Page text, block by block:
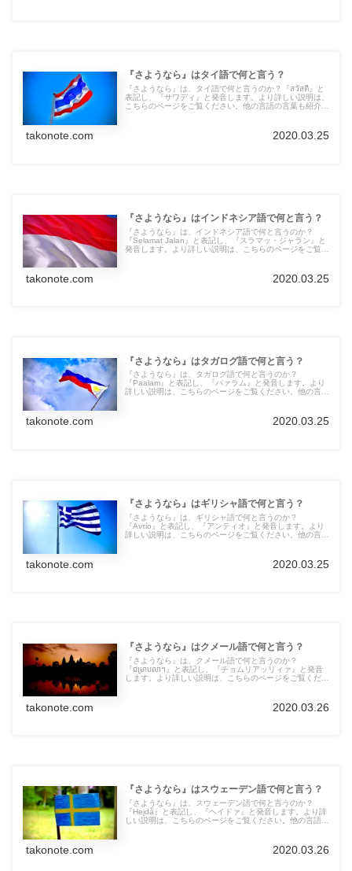
『さようなら』はタイ語で何と言う？
『さようなら』は、タイ語で何と言うのか？『สวัสดี』と
表記し、『サワディ』と発音します。より詳しい説明は、
こちらのページをご覧ください。他の言語の言葉も紹介し
takonote.com 2020.03.25
『さようなら』はインドネシア語で何と言う？
『さようなら』は、インドネシア語で何と言うのか？
『Selamat Jalan』と表記し、『スラマッ・ジャラン』と
発音します。より詳しい説明は、こちらのページをご覧く
takonote.com 2020.03.25
『さようなら』はタガログ語で何と言う？
『さようなら』は、タガログ語で何と言うのか？
『Paalam』と表記し、『パァラム』と発音します。より
詳しい説明は、こちらのページをご覧ください。他の言語
takonote.com 2020.03.25
『さようなら』はギリシャ語で何と言う？
『さようなら』は、ギリシャ語で何と言うのか？
『Αντίο』と表記し、『アンティオ』と発音します。より
詳しい説明は、こちらのページをご覧ください。他の言語
takonote.com 2020.03.25
『さようなら』はクメール語で何と言う？
『さようなら』は、クメール語で何と言うのか？
『ជម្រាបលា។』と表記し、『チョムリアッリィァ』と発音
します。より詳しい説明は、こちらのページをご覧くださ
takonote.com 2020.03.26
『さようなら』はスウェーデン語で何と言う？
『さようなら』は、スウェーデン語で何と言うのか？
『Hejdå』と表記し、『ヘイドァ』と発音します。より詳
しい説明は、こちらのページをご覧ください。他の言語の
takonote.com 2020.03.26